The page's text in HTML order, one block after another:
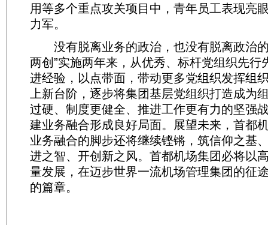
用等多个重点攻关项目中，青年员工表现亮
力军。
没有脱离业务的政治，也没有脱离政治的
两创”实施两年来，从优秀、标杆党组织先行
进经验，以点带面，带动更多党组织发挥组
上新台阶，逐步将集团基层党组织打造成为
过硬、制度更健全、推进工作更有力的坚强
建业务融合形成良好局面。展望未来，首都
业务融合的脚步还将继续铿锵，筑信仰之基
进之智、开创新之风。首都机场集团必将以
量发展，在迈步世界一流机场管理集团的征
的篇章。